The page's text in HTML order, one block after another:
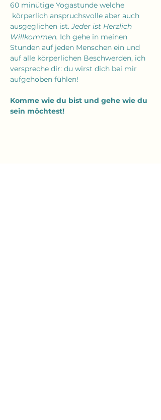
60 minütige Yogastunde welche
körperlich anspruchsvolle aber auch
ausgeglichen ist. Jeder ist Herzlich
Willkommen. Ich gehe in meinen
Stunden auf jeden Menschen ein und
auf alle körperlichen Beschwerden, ich
verspreche dir: du wirst dich bei mir
aufgehoben fühlen!
Komme wie du bist und gehe wie du
sein möchtest!